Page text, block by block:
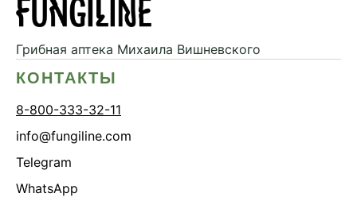
Грибная аптека Михаила Вишневского
КОНТАКТЫ
8-800-333-32-11
info@fungiline.com
Telegram
WhatsApp